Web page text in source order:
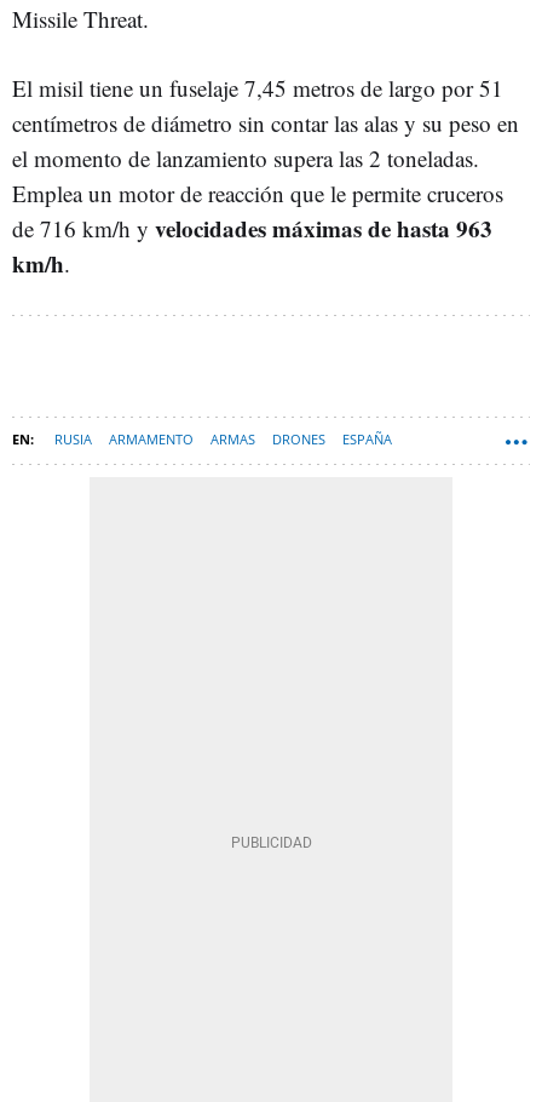
Missile Threat.
El misil tiene un fuselaje 7,45 metros de largo por 51
centímetros de diámetro sin contar las alas y su peso en
el momento de lanzamiento supera las 2 toneladas.
Emplea un motor de reacción que le permite cruceros
de 716 km/h y velocidades máximas de hasta 963
km/h.
RUSIA ARMAMENTO ARMAS DRONES ESPAÑA